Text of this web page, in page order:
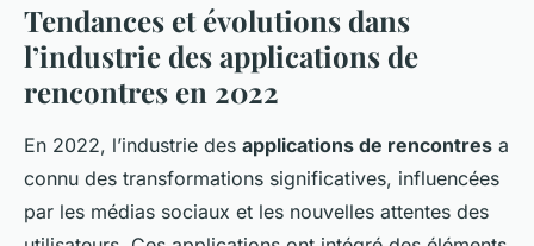
Tendances et évolutions dans
l’industrie des applications de
rencontres en 2022
En 2022, l’industrie des applications de rencontres a
connu des transformations significatives, influencées
par les médias sociaux et les nouvelles attentes des